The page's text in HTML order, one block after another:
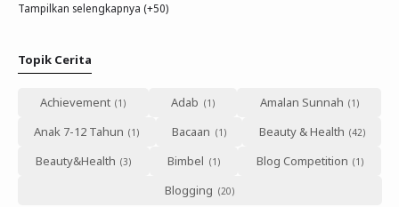
Tampilkan selengkapnya (+50)
Topik Cerita
Achievement Adab
Amalan Sunnah
Anak 7-12 Tahun
Bacaan
Beauty & Health
Beauty&Health
Bimbel
Blog Competition
Blogging